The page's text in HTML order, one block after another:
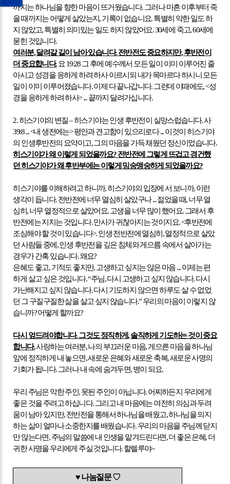
까지는 하나님을 향한 마음이 뜨거웠습니다. 그러나 마흔 이후부터 죽
을 때까지는 어떻게 살았는지 ,기록이 없습니요.특별히 악한 일도 하
지 않았고,특별히 의미있는 일도 하지 않았어요. 30세에 죽고, 60세에
묻힌 것입니다.
여러분,달려갈 길이 남아 있습니다.전반전도 중요하지만,후반전이
더 중요합니다. 요 19:28 그 후에 예수께서 모든 일이 이미 이루어진 줄
아시고 성경을 응하게 하려 하사 이르시되 내가 목마르다 하시니 모든
일이 이미 이루어졌습니다.이제 다 끝나갑니다. 그런데 이때에도, <성
경을 응하게 하려 하사> ...끝까지 달려가십니다.
2.히스기야의 변질 –히스기야는 인생 후반전이 실망스럽습니다.사
39:8 ... <내 생전에는>평안과 견고함이 있으리로다...이것이 히스기야
의 인생후반전의 요약이고,그의 마음을 가득 채웠던 정신이었습니다.
히스기야가 왜 이렇게 되었을까요?전반전에 그렇게 뜨겁고 경건했
던 히스기야가 왜 후반부에는 이렇게 밍숭맹숭하게 되었을까요?
히스기야를 이해하려고 하니까,히스기야의 입장에 서 보니까,이런
생각이 듭니다.전반전에 너무 열심히 살았구나...젊었을 때,너무 열
심히 ,너무 열정적으로 살았어요. 고생을 너무 많이 했어요. 그래서 후
반전에는 지치는 것입니다.만사가 귀찮아지는 것이지요. <후반전에
조심해야 할 것이 있습니다>.인생 전반전에 열심히 ,열정적으로 살았
던 사람들 중에 ,인생 후반전을 깊은 침체와 게으름 속에서 살아가는
경우가 간혹 있습니다.왜요?
은혜도 좋고,기적도 좋지만, 고생하고 싶지는 않은 마음...이제는 편
하게 살고 싶은 것입니다. “주님,다시 고생하고 싶지 않습니다.다시
가난해지고 싶지 않습니다.다시 기도하지 않으면 하루도 살 수 없었
던 그 구질구질한 삶을 살고 싶지 않습니다.”우리의 마음이 이렇지 않
습니까?어떻게 할까요?
다시 엎드려야합니다.그것도 정직하게,솔직하게 기도하는 것이 중요
합니다.사랑하는 여러분,나의 부끄러운 마음,게으른 마음을 하나님
앞에 정직하게 내 놓으면,새로운 은혜와 새로운 축복,새로운 사명의
기회가 됩니다. 그러나 내 속에 숨겨두면,병이 되요.
우리 주님은 악한 주인 ,못된 주인이 아닙니다.어찌하든지 우리에게
좋은 것을 주려고 하십니다. 그리고 내 마음에는 여전히 의심과 두려
움이 남아 있지만,전반전을 통해서 하나님을 배웠고,하나님을 의지
하는 삶이 얼마나 소중한지를 배웠습니다.우리의 마음을 주님께 닫지
만 않는다면,주님의 말씀에 내 인생을 맡겨드린다면,더 좋은 은혜 ,더
귀한 사명을 우리에게 주실 것입니다.할렐루야~
♥나눔질문♡